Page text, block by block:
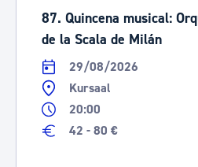
87. Quincena musical:
de la Scala de Milán
29/08/2026
Kursaal
20:00
42 - 80 €